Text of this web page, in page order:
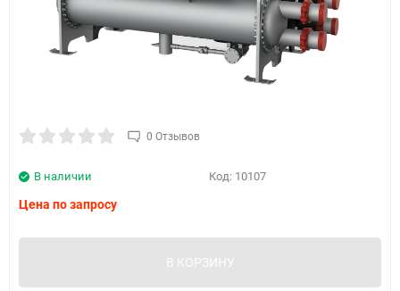
0 Отзывов
Код: 10107
В наличии
Цена по запросу
В КОРЗИНУ